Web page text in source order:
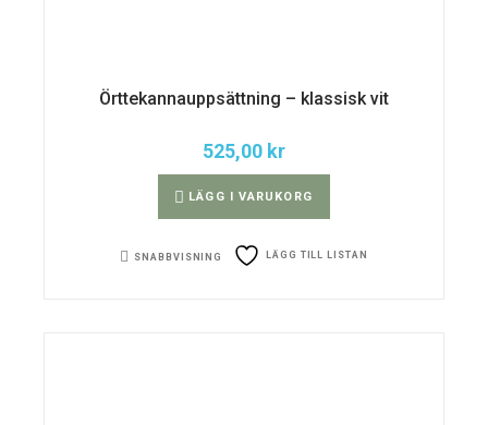
Örttekannauppsättning – klassisk vit
525,00 kr
LÄGG I VARUKORG
SNABBVISNING LÄGG TILL LISTAN